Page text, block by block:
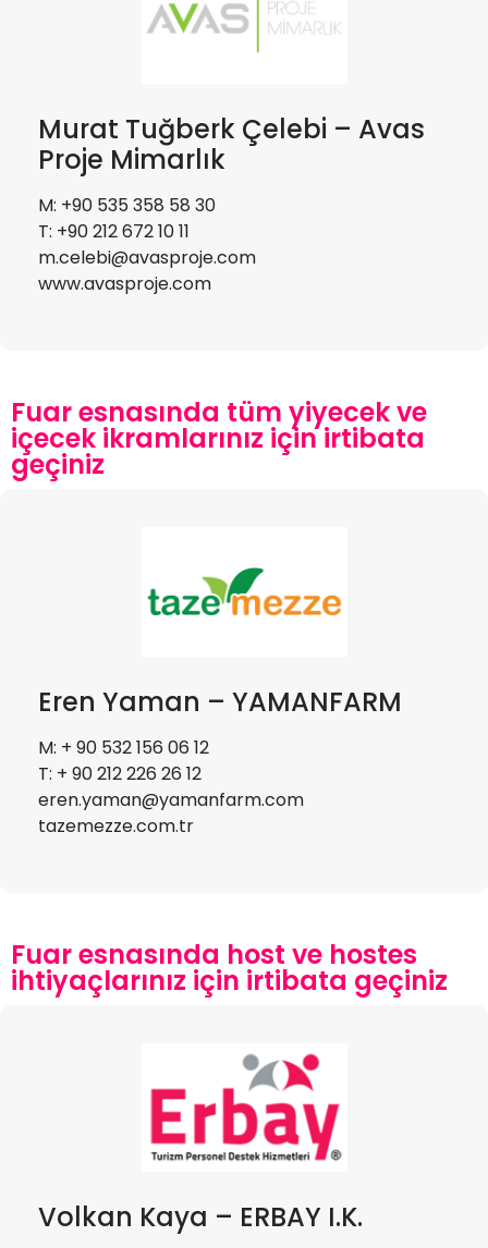
Murat Tuğberk Çelebi – Avas
Proje Mimarlık
M: +90 535 358 58 30
T: +90 212 672 10 11
m.celebi@avasproje.com
www.avasproje.com
Fuar esnasında tüm yiyecek ve
içecek ikramlarınız için irtibata
geçiniz
Eren Yaman – YAMANFARM
M: + 90 532 156 06 12
T: + 90 212 226 26 12
eren.yaman@yamanfarm.com
tazemezze.com.tr
Fuar esnasında host ve hostes
ihtiyaçlarınız için irtibata geçiniz
Volkan Kaya – ERBAY I.K.